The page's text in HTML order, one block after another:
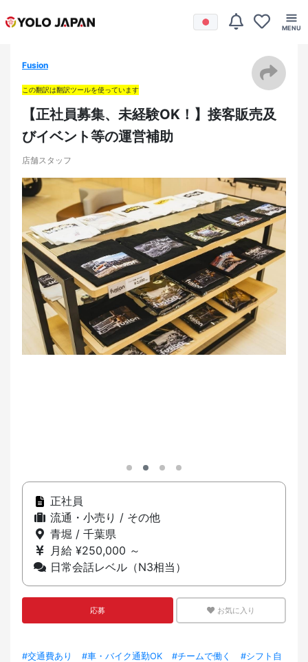
Fusion
この翻訳は翻訳ツールを使っています
【正社員募集、未経験OK！】接客販売及
びイベント等の運営補助
店舗スタッフ
正社員
流通・小売り / その他
青堀 / 千葉県
月給 ¥250,000 ～
日常会話レベル（N3相当）
応募 お気に入り
#交通費あり #車・バイク通勤OK #チームで働く
#シフト自